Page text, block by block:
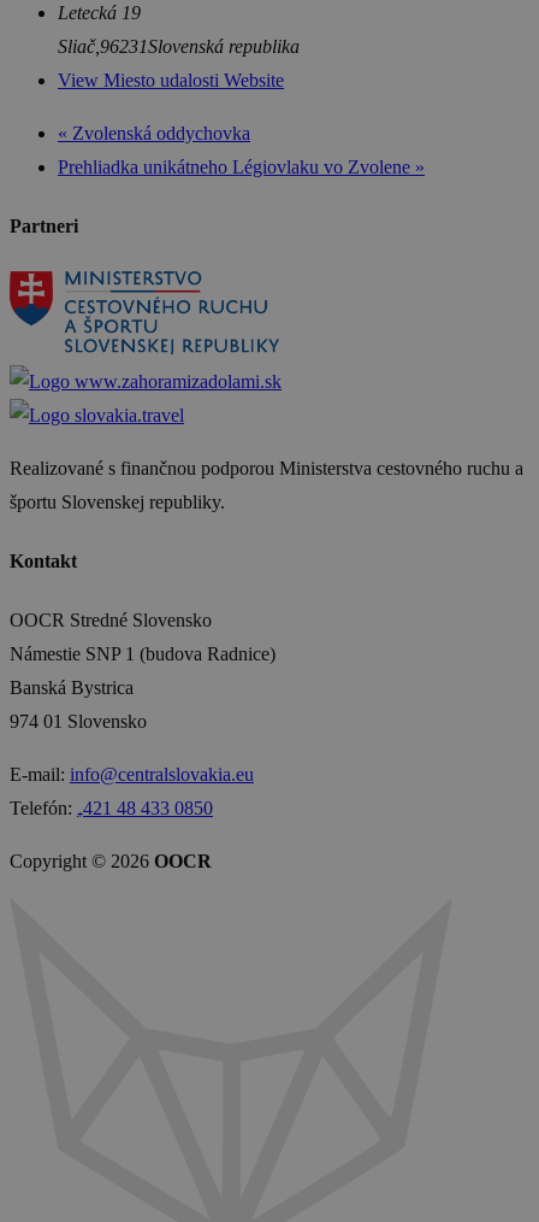
Letecká 19
Sliač,96231Slovenská republika
View Miesto udalosti Website
« Zvolenská oddychovka
Prehliadka unikátneho Légiovlaku vo Zvolene »
Partneri
Realizované s finančnou podporou Ministerstva cestovného ruchu a
športu Slovenskej republiky.
Kontakt
OOCR Stredné Slovensko
Námestie SNP 1 (budova Radnice)
Banská Bystrica
974 01 Slovensko
E-mail: info@centralslovakia.eu
Telefón: ₊421 48 433 0850
Copyright © 2026 OOCR